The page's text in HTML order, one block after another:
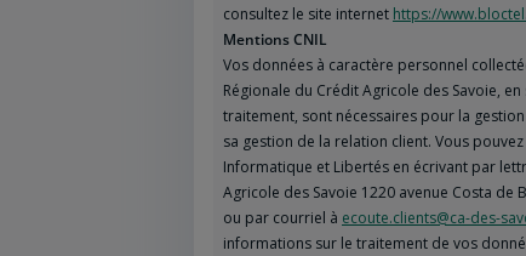
consultez le site internet https://
Mentions CNIL
Vos données à caractère personnel
Régionale du Crédit Agricole des Savoie,
traitement, sont nécessaires pour la
sa gestion de la relation client. Vous
Informatique et Libertés en écrivant par
Agricole des Savoie 1220 avenue Costa de
ou par courriel à ecoute.clients@ca-des-
informations sur le traitement de vos